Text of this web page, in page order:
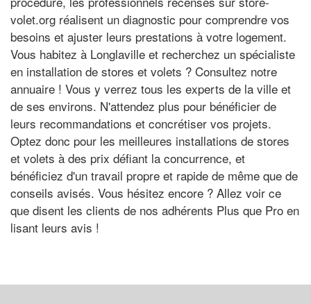
volet.org réalisent un diagnostic pour comprendre vos
besoins et ajuster leurs prestations à votre logement.
Vous habitez à Longlaville et recherchez un spécialiste
en installation de stores et volets ? Consultez notre
annuaire ! Vous y verrez tous les experts de la ville et
de ses environs. N'attendez plus pour bénéficier de
leurs recommandations et concrétiser vos projets.
Optez donc pour les meilleures installations de stores
et volets à des prix défiant la concurrence, et
bénéficiez d'un travail propre et rapide de même que de
conseils avisés. Vous hésitez encore ? Allez voir ce
que disent les clients de nos adhérents Plus que Pro en
lisant leurs avis !